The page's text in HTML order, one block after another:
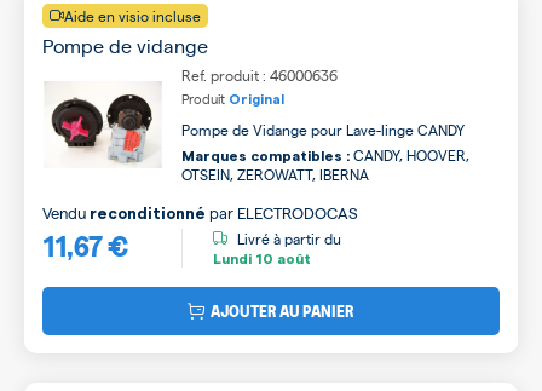
Aide en visio incluse
Pompe de vidange
Ref. produit : 46000636
Produit Original
Pompe de Vidange pour Lave-linge CANDY
Marques compatibles : CANDY, HOOVER,
OTSEIN, ZEROWATT, IBERNA
11,67 €
Vendu reconditionné par ELECTRODOCAS
Livré à partir du
Lundi 10 août
AJOUTER AU PANIER